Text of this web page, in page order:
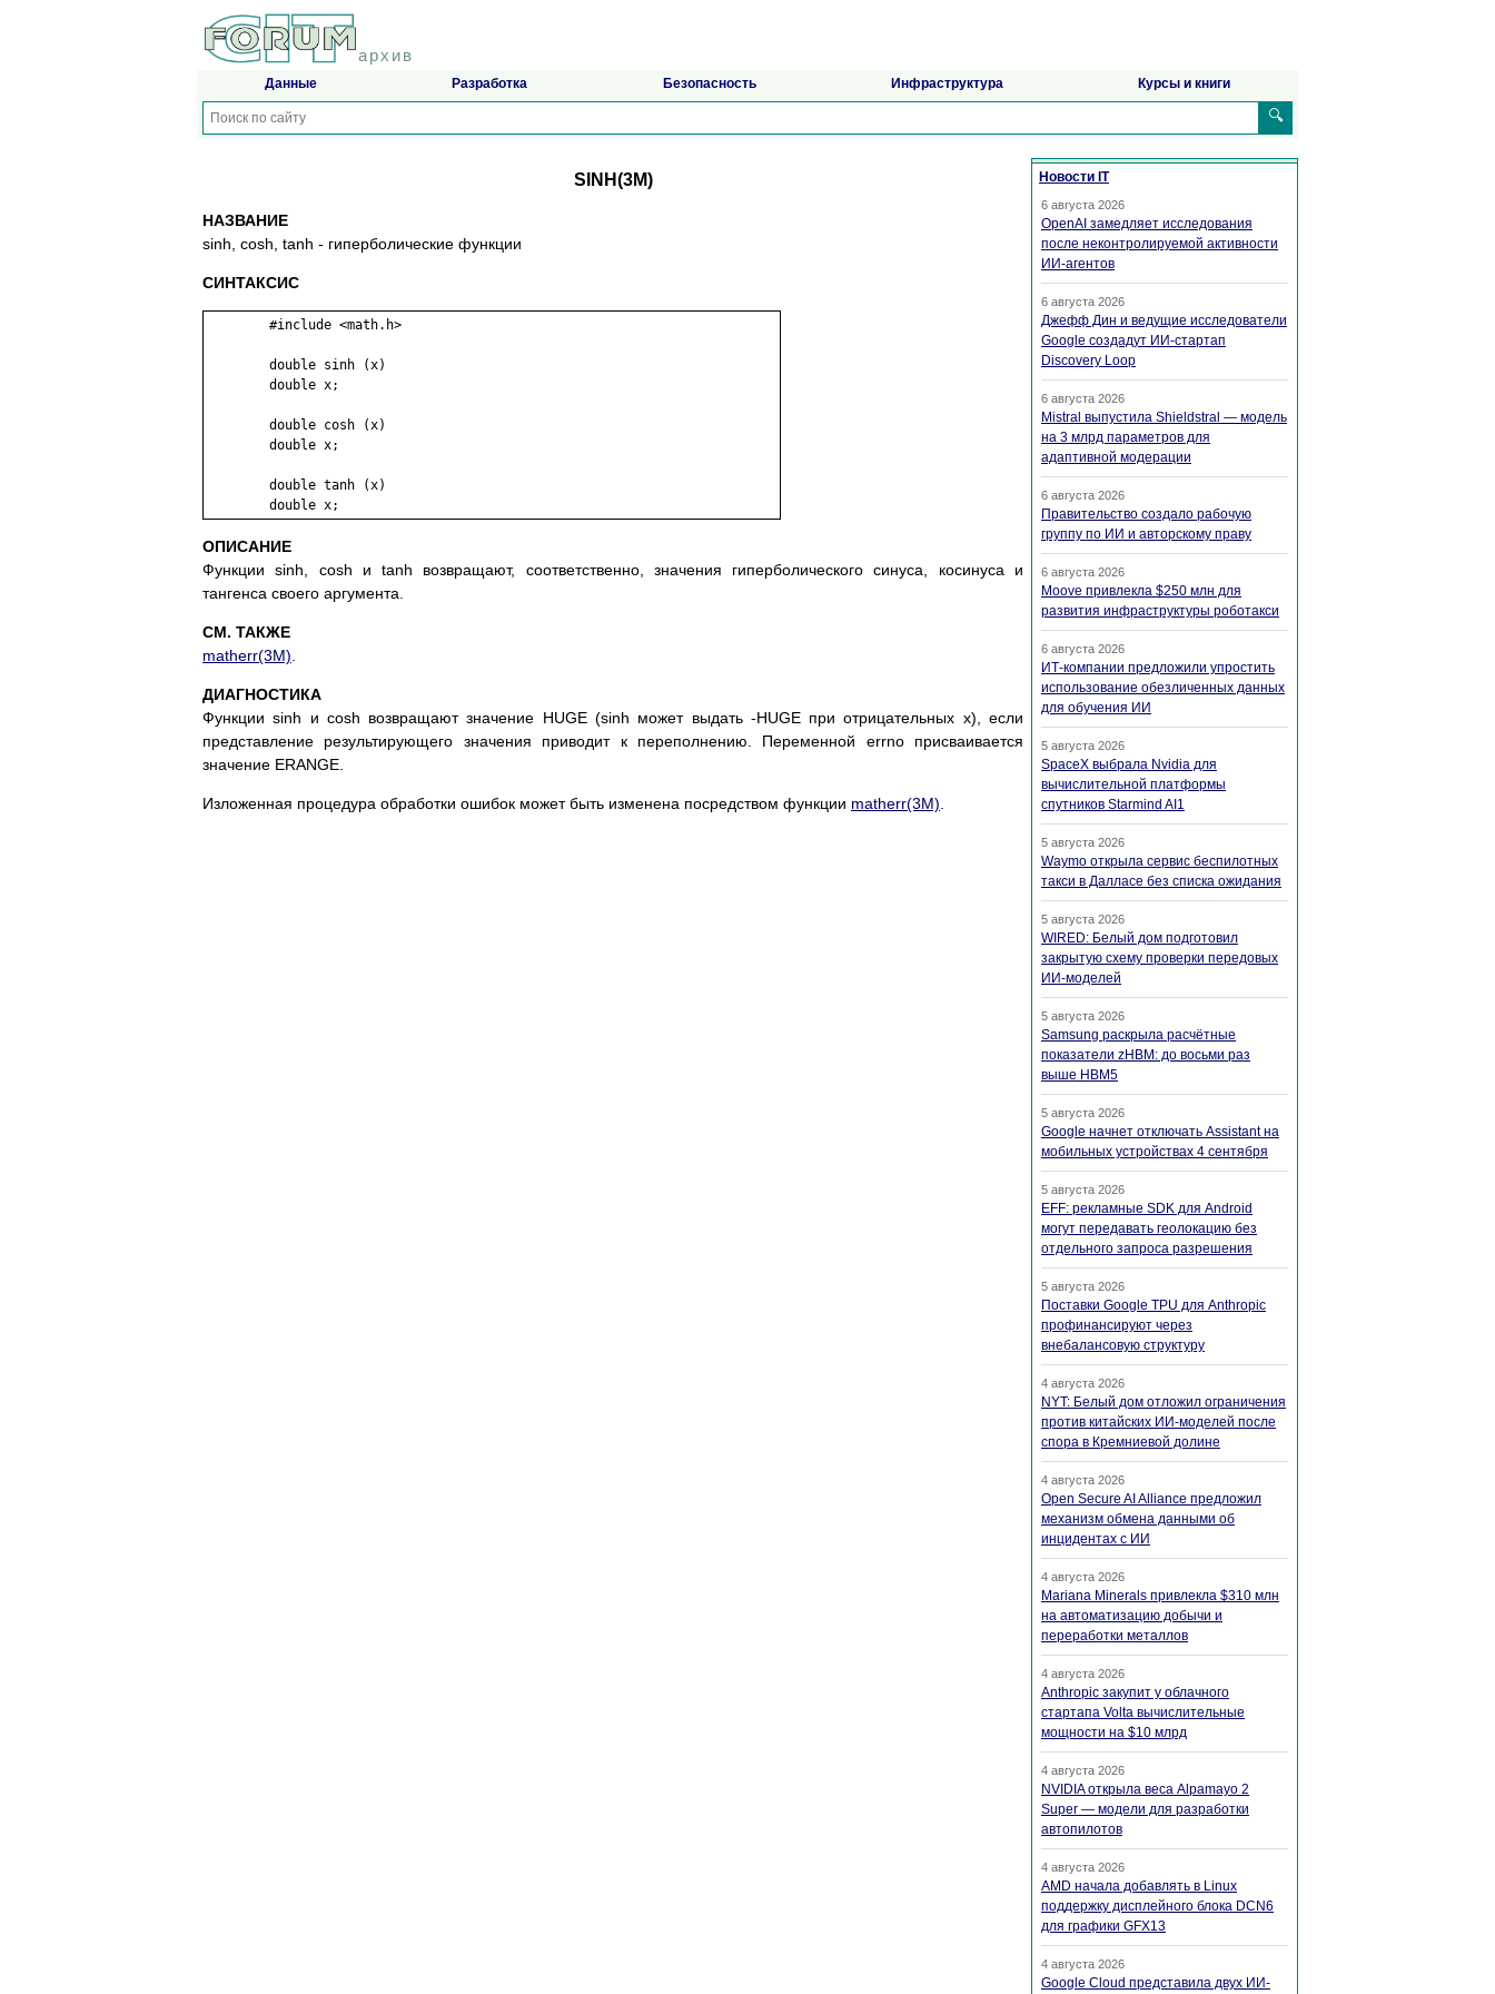
архив
Данные Разработка Безопасность Инфраструктура Курсы и книги
🔍
SINH(3M)
НАЗВАНИЕ
sinh, cosh, tanh - гиперболические функции
СИНТАКСИС
ОПИСАНИЕ
Функции sinh, cosh и tanh возвращают, соответственно, значения гиперболического синуса, косинуса и
тангенса своего аргумента.
СМ. ТАКЖЕ
matherr(3M)
ДИАГНОСТИКА
Функции sinh и cosh возвращают значение HUGE (sinh может выдать -HUGE при отрицательных x), если
представление результирующего значения приводит к переполнению. Переменной errno присваивается
значение ERANGE.
Изложенная процедура обработки ошибок может быть изменена посредством функции matherr(3M)
Новости IT
6 августа 2026
OpenAI замедляет исследования
после неконтролируемой активности
ИИ-агентов
6 августа 2026
Джефф Дин и ведущие исследователи
Google создадут ИИ-стартап
Discovery Loop
6 августа 2026
Mistral выпустила Shieldstral — модель
на 3 млрд параметров для
адаптивной модерации
6 августа 2026
Правительство создало рабочую
группу по ИИ и авторскому праву
6 августа 2026
Moove привлекла $250 млн для
развития инфраструктуры роботакси
6 августа 2026
ИТ-компании предложили упростить
использование обезличенных данных
для обучения ИИ
5 августа 2026
SpaceX выбрала Nvidia для
вычислительной платформы
спутников Starmind AI1
5 августа 2026
Waymo открыла сервис беспилотных
такси в Далласе без списка ожидания
5 августа 2026
WIRED: Белый дом подготовил
закрытую схему проверки передовых
ИИ-моделей
5 августа 2026
Samsung раскрыла расчётные
показатели zHBM: до восьми раз
выше HBM5
5 августа 2026
Google начнет отключать Assistant на
мобильных устройствах 4 сентября
5 августа 2026
EFF: рекламные SDK для Android
могут передавать геолокацию без
отдельного запроса разрешения
5 августа 2026
Поставки Google TPU для Anthropic
профинансируют через
внебалансовую структуру
4 августа 2026
NYT: Белый дом отложил ограничения
против китайских ИИ-моделей после
спора в Кремниевой долине
4 августа 2026
Open Secure AI Alliance предложил
механизм обмена данными об
инцидентах с ИИ
4 августа 2026
Mariana Minerals привлекла $310 млн
на автоматизацию добычи и
переработки металлов
4 августа 2026
Anthropic закупит у облачного
стартапа Volta вычислительные
мощности на $10 млрд
4 августа 2026
NVIDIA открыла веса Alpamayo 2
Super — модели для разработки
автопилотов
4 августа 2026
AMD начала добавлять в Linux
поддержку дисплейного блока DCN6
для графики GFX13
4 августа 2026
Google Cloud представила двух ИИ-